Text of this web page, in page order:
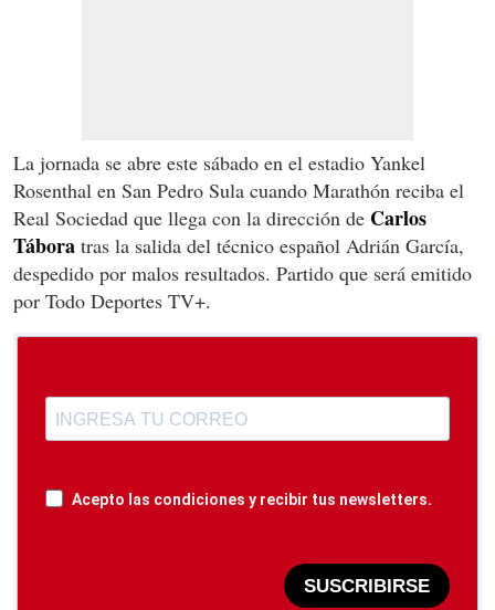
La jornada se abre este sábado en el estadio Yankel
Rosenthal en San Pedro Sula cuando Marathón reciba el
Real Sociedad que llega con la dirección de Carlos
Tábora tras la salida del técnico español Adrián García,
despedido por malos resultados. Partido que será emitido
por Todo Deportes TV+.
Acepto las condiciones y recibir tus newsletters.
SUSCRIBIRSE